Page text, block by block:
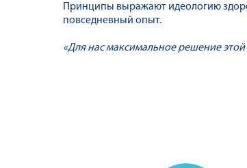
Принципы выражают идеологию
повседневный опыт.
«Для нас максимальное решение